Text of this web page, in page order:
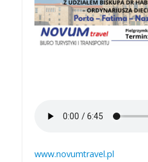
www.novumtravel.pl